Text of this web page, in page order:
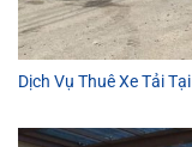
Dịch Vụ Thuê Xe Tải